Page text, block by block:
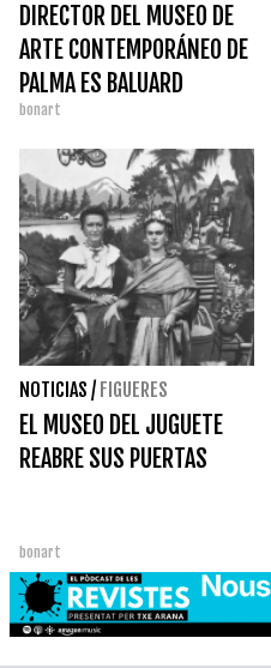
DIRECTOR DEL MUSEO DE
ARTE CONTEMPORÁNEO DE
PALMA ES BALUARD
bonart
NOTICIAS / FIGUERES
EL MUSEO DEL JUGUETE
REABRE SUS PUERTAS
bonart